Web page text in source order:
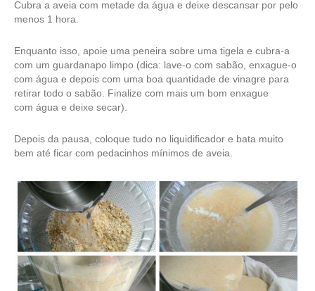
Cubra a aveia com metade da água e deixe descansar por pelo
menos 1 hora.
Enquanto isso, apoie uma peneira sobre uma tigela e cubra-a
com um guardanapo limpo (dica: lave-o com sabão, enxague-o
com água e depois com uma boa quantidade de vinagre para
retirar todo o sabão. Finalize com mais um bom enxague
com água e deixe secar).
Depois da pausa, coloque tudo no liquidificador e bata muito
bem até ficar com pedacinhos mínimos de aveia.